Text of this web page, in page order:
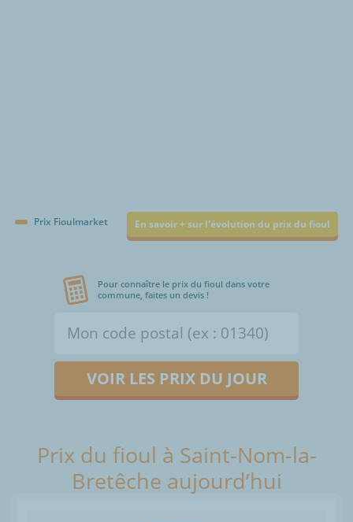
Prix Fioulmarket En savoir + sur l'évolution du prix du fioul
Pour connaître le prix du fioul dans votre
commune, faites un devis !
VOIR LES PRIX DU JOUR
Prix du fioul à Saint-Nom-la-
Bretêche aujourd’hui